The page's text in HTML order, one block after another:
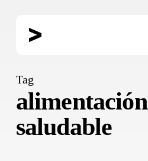
Tag
alimentación
saludable